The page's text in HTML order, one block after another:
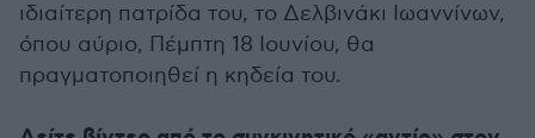
ιδιαίτερη πατρίδα του, το Δελβινάκι Ιωαννίνων,
όπου αύριο, Πέμπτη 18 Ιουνίου, θα
πραγματοποιηθεί η κηδεία του.